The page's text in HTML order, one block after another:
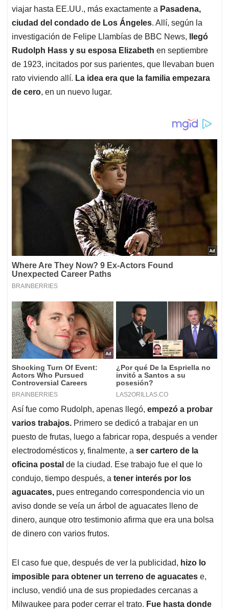
viajar hasta EE.UU., más exactamente a Pasadena,
ciudad del condado de Los Ángeles. Allí, según la
investigación de Felipe Llambías de BBC News,
llegó
Rudolph Hass y su esposa Elizabeth en septiembre
de 1923, incitados por sus parientes, que llevaban buen
rato viviendo allí. La idea era que la familia empezara
de cero, en un nuevo lugar.
Así fue como Rudolph, apenas llegó, empezó a probar
varios trabajos. Primero se dedicó a trabajar en un
puesto de frutas, luego a fabricar ropa, después a vender
electrodomésticos y, finalmente, a ser cartero de la
oficina postal de la ciudad. Ese trabajo fue el que lo
condujo, tiempo después, a tener interés por los
aguacates, pues entregando correspondencia vio un
aviso donde se veía un árbol de aguacates lleno de
dinero, aunque otro testimonio afirma que era una bolsa
de dinero con varios frutos.
El caso fue que, después de ver la publicidad, hizo lo
imposible para obtener un terreno de aguacates e,
incluso, vendió una de sus propiedades cercanas a
Milwaukee para poder cerrar el trato. Fue hasta donde